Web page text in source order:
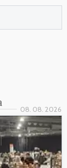
08. 08. 2026